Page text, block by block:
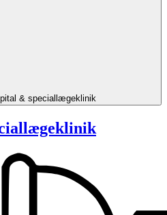
& speciallægeklinik